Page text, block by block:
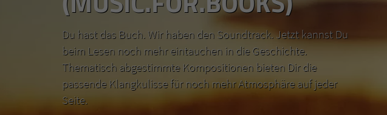
Du hast das Buch. Wir haben den Soundtrack. Jetzt kannst Du
beim Lesen noch mehr eintauchen in die Geschichte.
Thematisch abgestimmte Kompositionen bieten Dir die
passende Klangkulisse für noch mehr Atmosphäre auf jeder
Seite.